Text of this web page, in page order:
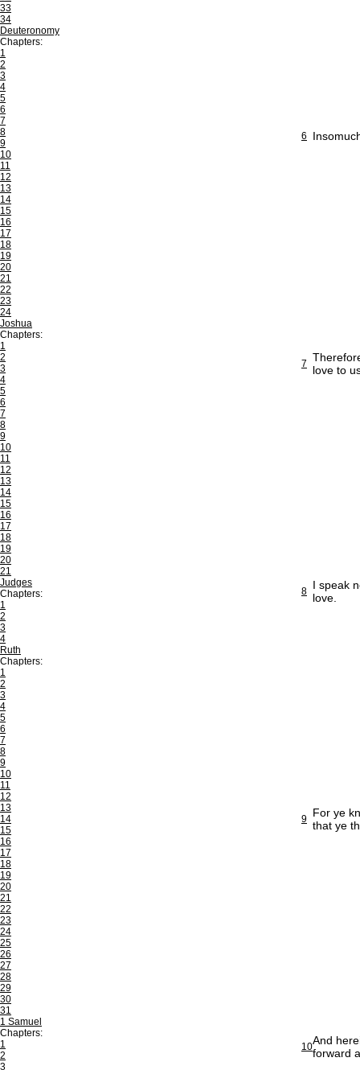
33
34
Deuteronomy
Chapters:
1
2
3
4
5
6
7
8
9
10
11
12
13
14
15
16
17
18
19
20
21
22
23
24
Joshua
Chapters:
1
2
3
4
5
6
7
8
9
10
11
12
13
14
15
16
17
18
19
20
21
Judges
Chapters:
1
2
3
4
Ruth
Chapters:
1
2
3
4
5
6
7
8
9
10
11
12
13
14
15
16
17
18
19
20
21
22
23
24
25
26
27
28
29
30
31
1 Samuel
Chapters:
1
2
3
6
7
love to
8 I speak
love.
9 For ye
that ye
10And
forward